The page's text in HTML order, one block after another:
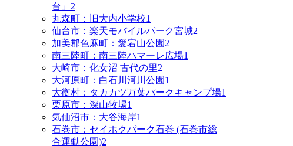
台」 2
丸森町：旧大内小学校1
仙台市：楽天モバイルパーク宮城2
加美郡色麻町：愛宕山公園 2
南三陸町：南三陸ハマーレ広場1
大崎市：化女沼 古代の里2
大河原町：白石川河川公園 1
大衡村：タカカツ万葉パークキャンプ場1
栗原市：深山牧場1
気仙沼市：大谷海岸1
石巻市：セイホクパーク石巻 (石巻市総
合運動公園)2